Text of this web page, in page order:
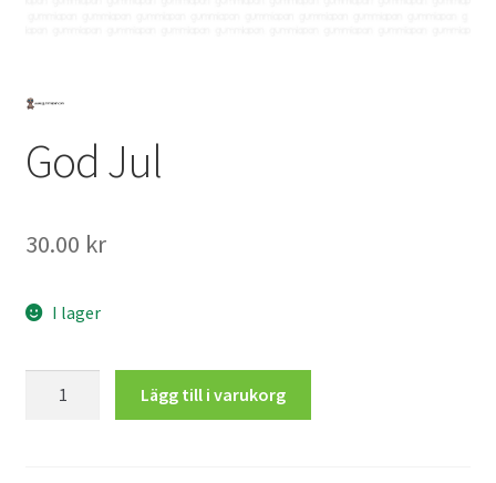
God Jul
30.00 kr
I lager
Lägg till i varukorg